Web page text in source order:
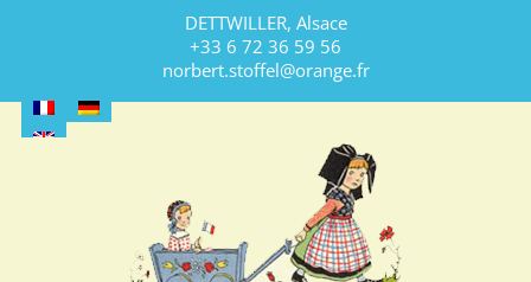
DETTWILLER, Alsace
+33 6 72 36 59 56
norbert.stoffel@orange.fr